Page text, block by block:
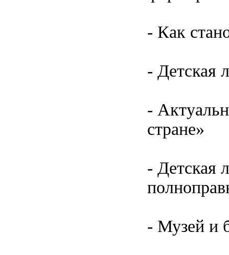
- Как
- Детская
-
стране»
- Детская
- Музей и